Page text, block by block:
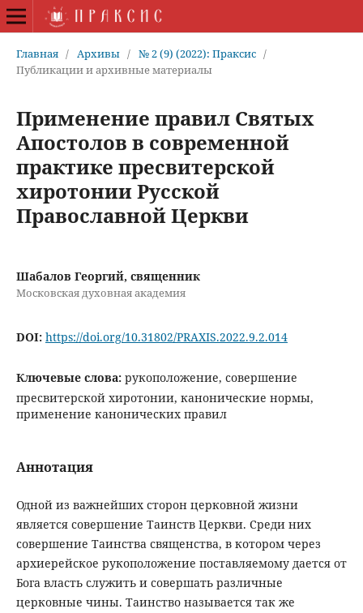
Главная / Архивы / № 2 (9) (2022): Праксис /
Публикации и архивные материалы
Применение правил Святых
Апостолов в современной
практике пресвитерской
хиротонии Русской
Православной Церкви
Шабалов Георгий, священник
Московская духовная академия
DOI: https://doi.org/10.31802/PRAXIS.2022.9.2.014
Ключевые слова: рукоположение, совершение
пресвитерской хиротонии, канонические нормы,
применение канонических правил
Аннотация
Одной из важнейших сторон церковной жизни
является совершение Таинств Церкви. Среди них
совершение Таинства священства, в котором через
архиерейское рукоположение поставляемому дается от
Бога власть служить и совершать различные
церковные чины. Таинство называется так же